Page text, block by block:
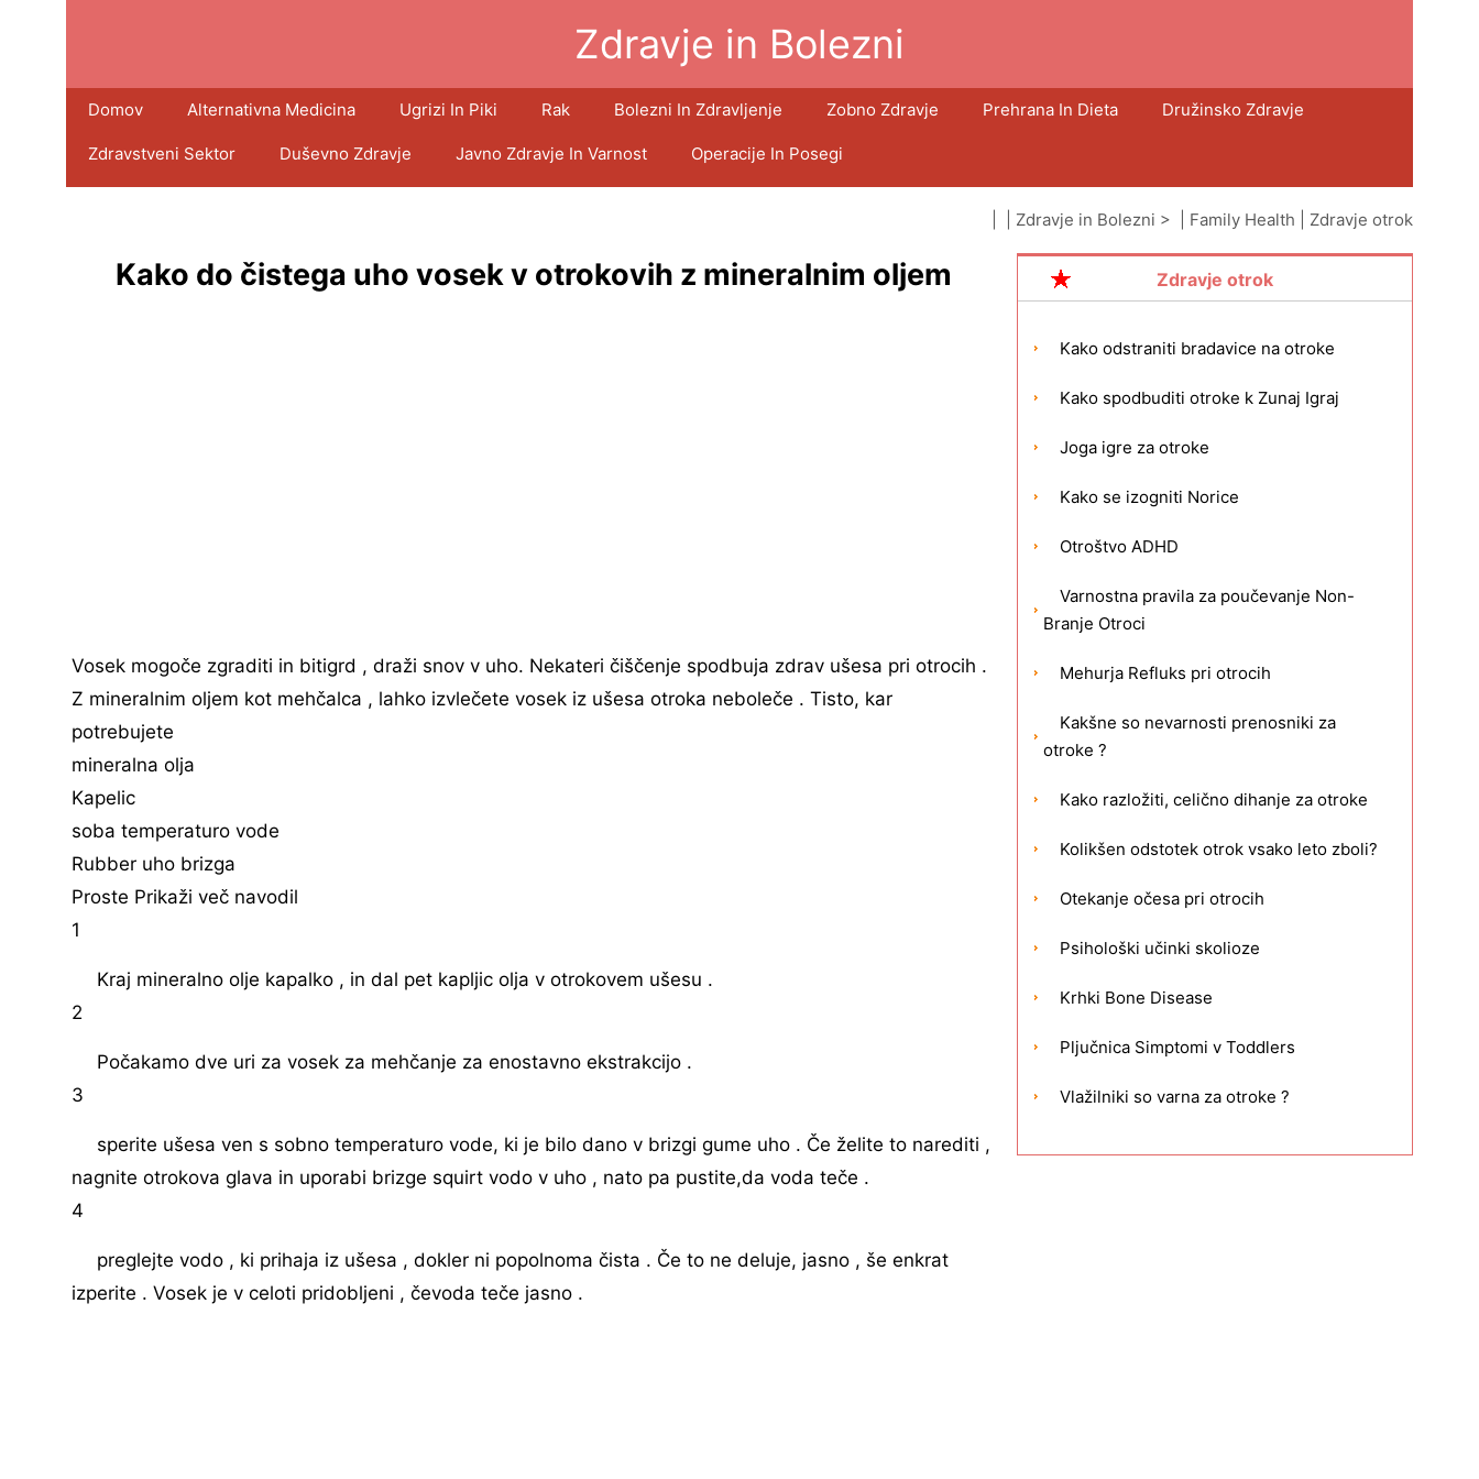
Zdravje in Bolezni
Domov Alternativna Medicina Ugrizi In Piki Rak Bolezni In Zdravljenje Zobno Zdravje Prehrana In Dieta Družinsko Zdravje
Zdravstveni Sektor Duševno Zdravje Javno Zdravje In Varnost Operacije In Posegi
Zdravje in Bolezni > | Family Health Zdravje otrok
Kako do čistega uho vosek v otrokovih z mineralnim oljem
Vosek mogoče zgraditi in bitigrd , draži snov v uho. Nekateri čiščenje spodbuja zdrav ušesa pri otrocih .
Z mineralnim oljem kot mehčalca , lahko izvlečete vosek iz ušesa otroka neboleče . Tisto, kar
potrebujete
mineralna olja
Kapelic
soba temperaturo vode
Rubber uho brizga
Proste Prikaži več navodil
1
Kraj mineralno olje kapalko , in dal pet kapljic olja v otrokovem ušesu .
2
Počakamo dve uri za vosek za mehčanje za enostavno ekstrakcijo .
3
sperite ušesa ven s sobno temperaturo vode, ki je bilo dano v brizgi gume uho . Če želite to narediti ,
nagnite otrokova glava in uporabi brizge squirt vodo v uho , nato pa pustite,da voda teče .
4
preglejte vodo , ki prihaja iz ušesa , dokler ni popolnoma čista . Če to ne deluje, jasno , še enkrat
izperite . Vosek je v celoti pridobljeni , čevoda teče jasno .
Zdravje otrok
Kako odstraniti bradavice na otroke
Kako spodbuditi otroke k Zunaj Igraj
Joga igre za otroke
Kako se izogniti Norice
Otroštvo ADHD
Varnostna pravila za poučevanje Non-
Branje Otroci
Mehurja Refluks pri otrocih
Kakšne so nevarnosti prenosniki za
otroke ?
Kako razložiti, celično dihanje za otroke
Kolikšen odstotek otrok vsako leto zboli?
Otekanje očesa pri otrocih
Psihološki učinki skolioze
Krhki Bone Disease
Pljučnica Simptomi v Toddlers
Vlažilniki so varna za otroke ?